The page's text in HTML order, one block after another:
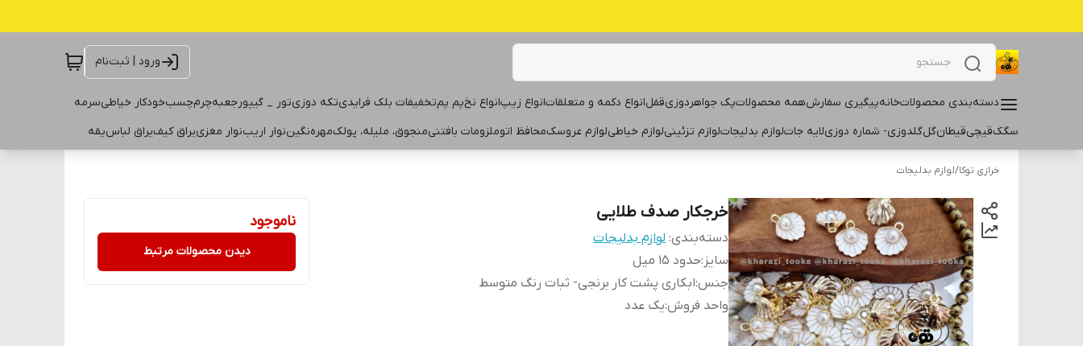
ورود | ثبت‌نام
دسته‌بندی محصولاتخانهپیگیری سفارشهمه محصولاتپک جواهردوزیقفلانواع دکمه و متعلقاتانواع زیپانواع نخپم پمتخفیفات بلک فرایدیتکه دوزیتور _ گیپورجعبهچرمچسبخودکار خیاطیسرمه
سگکقیچیقیطانگلگلدوزی- شماره دوزیلایه جاتلوازم بدلیجاتلوازم تزئینیلوازم خیاطیلوازم عروسکمحافظ اتوملزومات بافتنیمنجوق، ملیله، پولکمهرهنگیننوار اریبنوار مغزییراق کیفیراق لباسیقه
خرازی توکا/لوازم بدلیجات
خرجکار صدف طلایی
دسته‌بندی: لوازم بدلیجات
سایز :حدود ۱۵ میل
جنس:ابکاری پشت کار برنجی- ثبات رنگ متوسط
واحد فروش:یک عدد
ناموجود
دیدن محصولات مرتبط